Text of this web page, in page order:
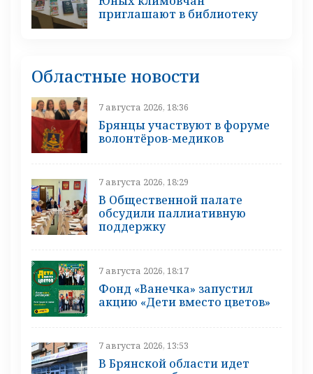
приглашают в библиотеку
Областные новости
7 августа 2026, 18:36
Брянцы участвуют в форуме
волонтёров-медиков
7 августа 2026, 18:29
В Общественной палате
обсудили паллиативную
поддержку
7 августа 2026, 18:17
Фонд «Ванечка» запустил
акцию «Дети вместо цветов»
7 августа 2026, 13:53
В Брянской области идет